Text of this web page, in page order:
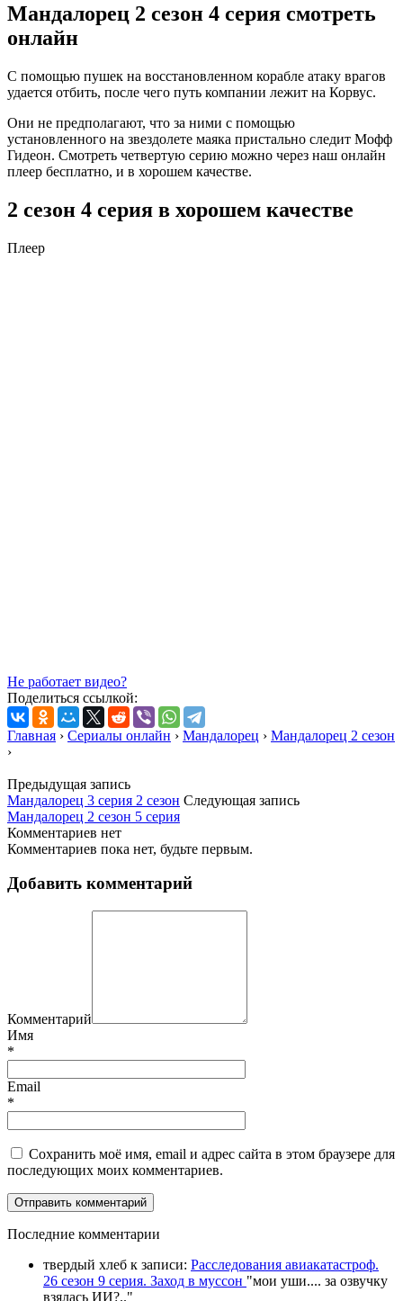
Мандалорец 2 сезон 4 серия смотреть
онлайн
С помощью пушек на восстановленном корабле атаку врагов
удается отбить, после чего путь компании лежит на Корвус.
Они не предполагают, что за ними с помощью
установленного на звездолете маяка пристально следит Мофф
Гидеон. Смотреть четвертую серию можно через наш онлайн
плеер бесплатно, и в хорошем качестве.
2 сезон 4 серия в хорошем качестве
Плеер
Не работает видео?
Поделиться ссылкой:
Главная › Сериалы онлайн › Мандалорец › Мандалорец 2 сезон
›
Предыдущая запись
Мандалорец 3 серия 2 сезон Следующая запись
Мандалорец 2 сезон 5 серия
Комментариев нет
Комментариев пока нет, будьте первым.
Добавить комментарий
Комментарий
Имя
*
Email
*
Сохранить моё имя, email и адрес сайта в этом браузере для
последующих моих комментариев.
Последние комментарии
твердый хлеб к записи: Расследования авиакатастроф.
26 сезон 9 серия. Заход в муссон "мои уши.... за озвучку
взялась ИИ?.."